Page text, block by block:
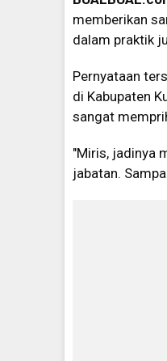
memberikan
dalam praktik
Pernyataan
di Kabupaten
sangat
"Miris, jadinya
jabatan.